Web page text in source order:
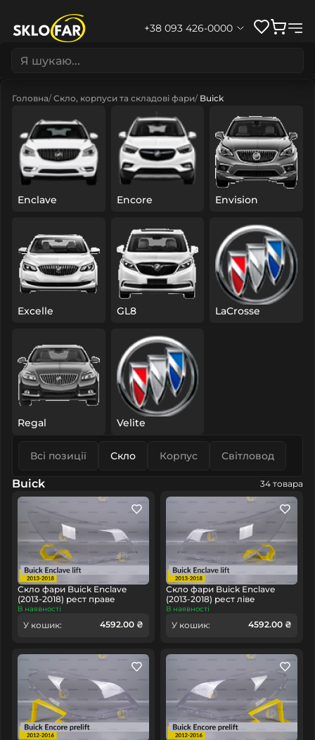
+38 093 426-0000
Головна Скло, корпуси та складові фари Buick
Enclave Encore Envision
Excelle GL8 LaCrosse
Regal Velite
Всі позиції Скло Корпус Світловод
Buick 34 товара
Скло фари Buick Enclave
(2013-2018) рест праве
В наявності
У кошик: 4592.00 ₴
Скло фари Buick Enclave
(2013-2018) рест ліве
В наявності
У кошик: 4592.00 ₴